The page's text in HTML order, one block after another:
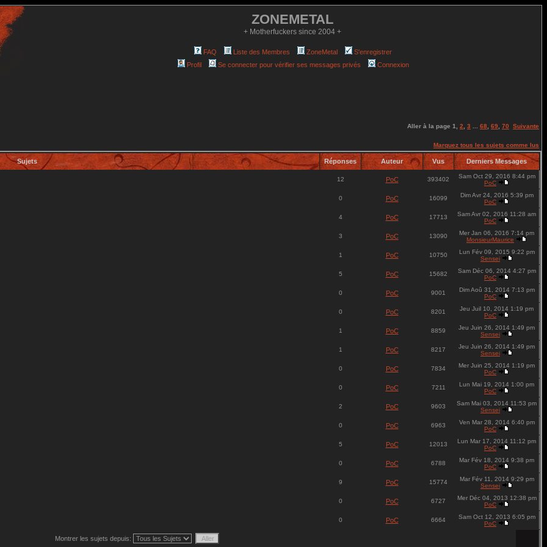
ZONEMETAL
+ Motherfuckers since 2004 +
FAQ Liste des Membres ZoneMetal
S'enregistrer
Profil
Se connecter pour vérifier ses messages privés Connexion
Aller à la page 1 2 3 68 69 70 Suivante
Marquez tous les sujets comme lus
Sujets Réponses Auteur Vus Derniers Messages
12 PoC 393402
Sam Oct 29, 2016 8:44 pm
PoC
0 PoC 16099
Dim Avr 24, 2016 5:39 pm
PoC
4 PoC 17713
Sam Avr 02, 2016 11:28 am
PoC
3 PoC 13090
Mer Jan 06, 2016 7:14 pm
MonsieurMaurice
1 PoC 10750
Lun Fév 09, 2015 9:22 pm
Sensei
5 PoC 15682
Sam Déc 06, 2014 4:27 pm
PoC
0 PoC 9001
Dim Aoû 31, 2014 7:13 pm
PoC
0 PoC 8201
Jeu Juil 10, 2014 1:19 pm
PoC
1 PoC 8859
Jeu Juin 26, 2014 1:49 pm
Sensei
1 PoC 8217
Jeu Juin 26, 2014 1:49 pm
Sensei
0 PoC 7834
Mer Juin 25, 2014 1:19 pm
PoC
0 PoC 7211
Lun Mai 19, 2014 1:00 pm
PoC
2 PoC 9603
Sam Mai 03, 2014 11:53 pm
Sensei
0 PoC 6963
Ven Mar 28, 2014 6:40 pm
PoC
5 PoC 12013
Lun Mar 17, 2014 11:12 pm
PoC
0 PoC 6788
Mar Fév 18, 2014 9:38 pm
PoC
9 PoC 15774
Mar Fév 11, 2014 9:29 pm
Sensei
0 PoC 6727
Mer Déc 04, 2013 12:38 pm
PoC
0 PoC 6664
Sam Oct 12, 2013 6:05 pm
PoC
Montrer les sujets depuis: